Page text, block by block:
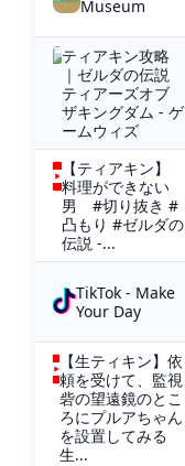
Museum
ティアキン攻略
｜ゼルダの伝説
ティアーズオブ
ザキングダム - ゲ
ームウィズ
【ティアキン】
料理ができない
男 #切り抜き #
凸もり #ゼルダの
伝説 -...
TikTok - Make
Your Day
【生ティキン】依
頼を受けて、監視
砦の望遠鏡のとこ
ろにプルアちゃん
を設置してみる
生...